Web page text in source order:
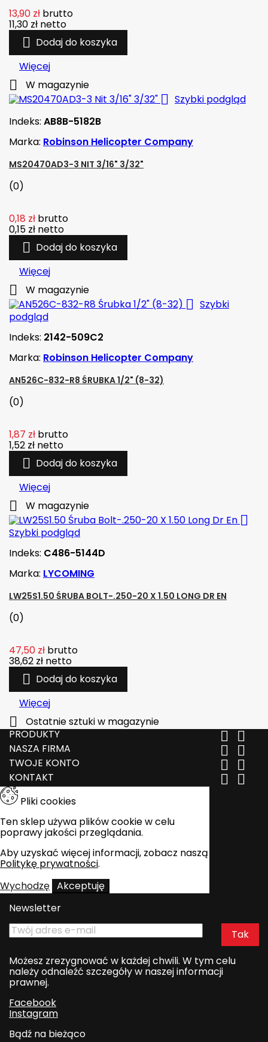
13,90 zł brutto
11,30 zł netto
 Dodaj do koszyka
Więcej
 W magazynie
 Szybki podgląd
Indeks: AB8B-5182B
Marka: Robinson Helicopter Company
MS20470AD3-3 NIT 3/16" 3/32"
(0)
0,18 zł brutto
0,15 zł netto
 Dodaj do koszyka
Więcej
 W magazynie
 Szybki
podgląd
Indeks: 2142-509C2
Marka: Robinson Helicopter Company
AN526C-832-R8 ŚRUBKA 1/2" (8-32)
(0)
1,87 zł brutto
1,52 zł netto
 Dodaj do koszyka
Więcej
 W magazynie

Szybki podgląd
Indeks: C486-5144D
Marka: LYCOMING
LW25S1.50 ŚRUBA BOLT-.250-20 X 1.50 LONG DR EN
(0)
47,50 zł brutto
38,62 zł netto
 Dodaj do koszyka
Więcej

Ostatnie sztuki w magazynie
PRODUKTY
 
NASZA FIRMA  
TWOJE KONTO  
KONTAKT  
Pliki cookies
Ten sklep używa plików cookie w celu
poprawy jakości przeglądania.
Aby uzyskać więcej informacji, zobacz naszą
Politykę prywatności.
Wychodzę Akceptuję
Newsletter
Możesz zrezygnować w każdej chwili. W tym celu
należy odnaleźć szczegóły w naszej informacji
prawnej.
Facebook
Instagram
Bądź na bieżąco